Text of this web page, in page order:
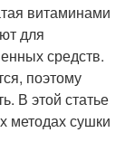
витаминами
для
средств.
поэтому
В этой статье
методах сушки